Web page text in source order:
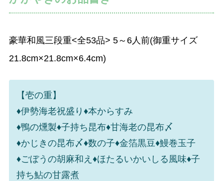
豪華和風三段重<全53品> 5～6人前(御重サイズ
21.8cm×21.8cm×6.4cm)
【壱の重】
♦伊勢海老祝盛り♦本からすみ
♦鴨の燻製♦子持ち昆布♦甘海老の昆布〆
♦かじきの昆布〆♦数の子♦金箔黒豆♦鰻巻玉子
♦ごぼうの胡麻和え♦ほたるいかいしる風味♦子
持ち鮎の甘露煮